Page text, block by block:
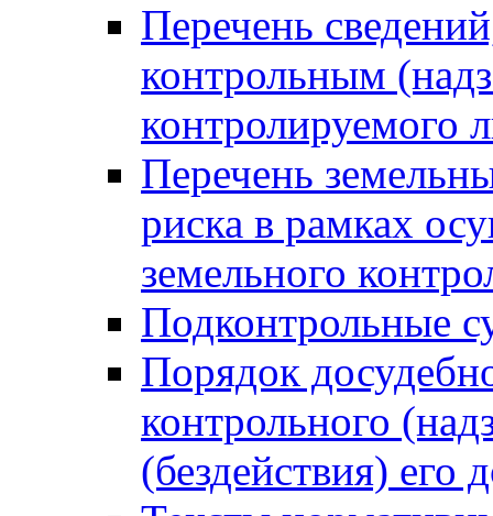
Перечень
контрольным
контролируемого
Перечень
риска в рамках
земельного
Подконтрольные
Порядок
контрольного
(бездействия)